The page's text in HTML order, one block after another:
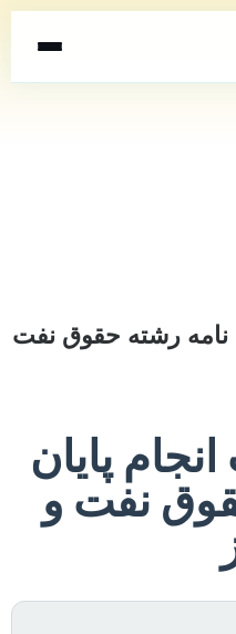
نامه رشته حقوق نفت
پایان
نفت و